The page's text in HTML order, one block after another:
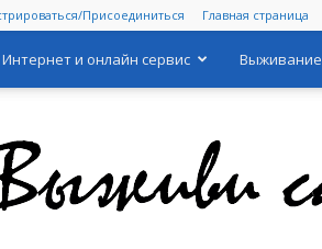
Присоединиться Главная страница
Интернет и онлайн сервис Выживание